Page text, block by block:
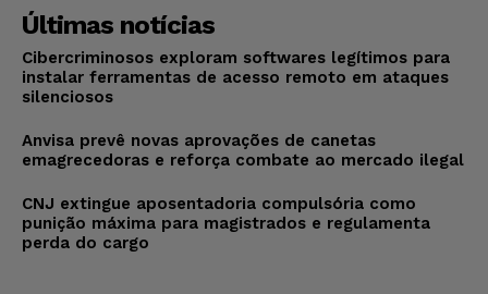
Últimas notícias
Cibercriminosos exploram softwares legítimos para
instalar ferramentas de acesso remoto em ataques
silenciosos
Anvisa prevê novas aprovações de canetas
emagrecedoras e reforça combate ao mercado ilegal
CNJ extingue aposentadoria compulsória como
punição máxima para magistrados e regulamenta
perda do cargo